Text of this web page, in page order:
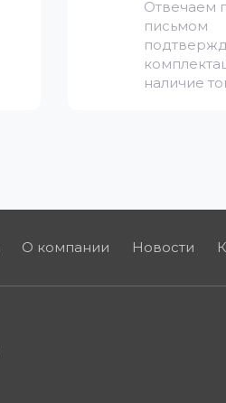
Отвечаем
письмом
наличие
О компании Новости